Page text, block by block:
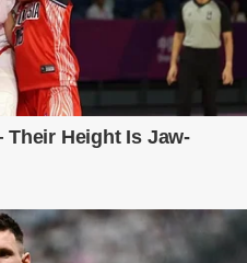
anh hay về muộn, thậm chí có
cơm tối vắng lặng, Trí ném